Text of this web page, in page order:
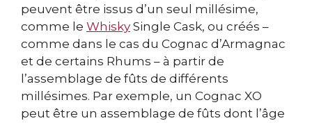
peuvent être issus d’un seul millésime,
comme le Whisky Single Cask, ou créés –
comme dans le cas du Cognac d’Armagnac
et de certains Rhums – à partir de
l’assemblage de fûts de différents
millésimes. Par exemple, un Cognac XO
peut être un assemblage de fûts dont l’âge